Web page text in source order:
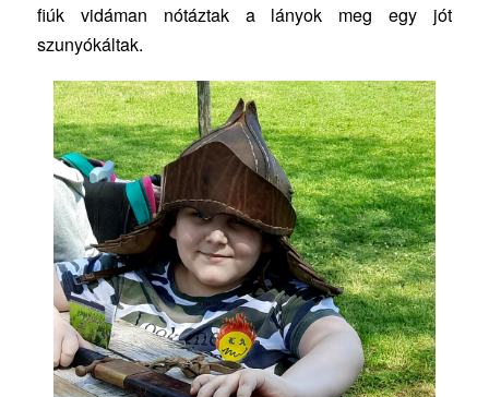
fiúk vidáman nótáztak a lányok meg egy jót
szunyókáltak.